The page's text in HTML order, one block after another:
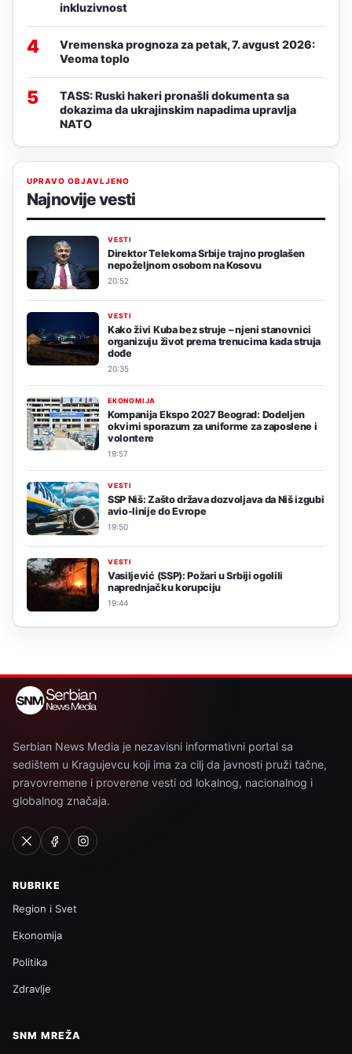
inkluzivnost
4
Vremenska prognoza za petak, 7. avgust 2026:
Veoma toplo
5
TASS: Ruski hakeri pronašli dokumenta sa
dokazima da ukrajinskim napadima upravlja
NATO
UPRAVO OBJAVLJENO
Najnovije vesti
VESTI
Direktor Telekoma Srbije trajno proglašen
nepoželjnom osobom na Kosovu
20:52
VESTI
Kako živi Kuba bez struje – njeni stanovnici
organizuju život prema trenucima kada struja
dođe
20:35
EKONOMIJA
Kompanija Ekspo 2027 Beograd: Dodeljen
okvirni sporazum za uniforme za zaposlene i
volontere
19:57
VESTI
SSP Niš: Zašto država dozvoljava da Niš izgubi
avio-linije do Evrope
19:50
VESTI
Vasiljević (SSP): Požari u Srbiji ogolili
naprednjačku korupciju
19:44
Serbian News Media je nezavisni informativni portal sa
sedištem u Kragujevcu koji ima za cilj da javnosti pruži tačne,
pravovremene i proverene vesti od lokalnog, nacionalnog i
globalnog značaja.
RUBRIKE
Region i Svet
Ekonomija
Politika
Zdravlje
SNM MREŽA